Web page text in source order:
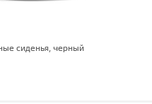
сиденья, черный